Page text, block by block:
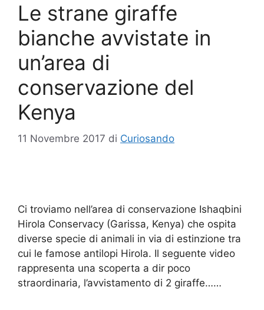
Le strane giraffe
bianche avvistate in
un’area di
conservazione del
Kenya
11 Novembre 2017 di Curiosando
Ci troviamo nell’area di conservazione Ishaqbini
Hirola Conservacy (Garissa, Kenya) che ospita
diverse specie di animali in via di estinzione tra
cui le famose antilopi Hirola. Il seguente video
rappresenta una scoperta a dir poco
straordinaria, l’avvistamento di 2 giraffe……